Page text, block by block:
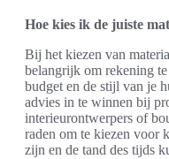
Hoe kies ik de juiste
Bij het kiezen van
belangrijk om rekening
budget en de stijl van je
advies in te winnen bij
interieurontwerpers of
raden om te kiezen voor
zijn en de tand des tijds